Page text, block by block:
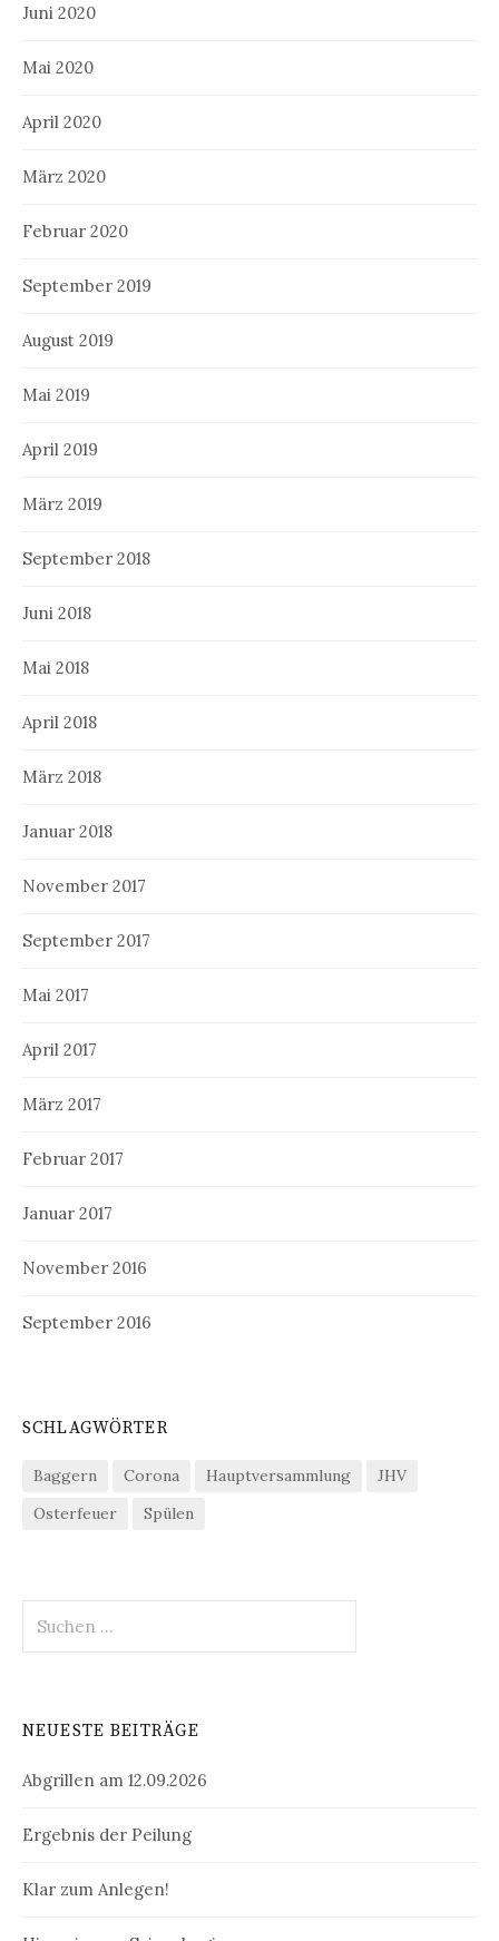
Juni 2020
Mai 2020
April 2020
März 2020
Februar 2020
September 2019
August 2019
Mai 2019
April 2019
März 2019
September 2018
Juni 2018
Mai 2018
April 2018
März 2018
Januar 2018
November 2017
September 2017
Mai 2017
April 2017
März 2017
Februar 2017
Januar 2017
November 2016
September 2016
SCHLAGWÖRTER
Baggern Corona Hauptversammlung
JHV
Osterfeuer
Spülen
nach:
NEUESTE BEITRÄGE
Abgrillen am 12.09.2026
Ergebnis der Peilung
Klar zum Anlegen!